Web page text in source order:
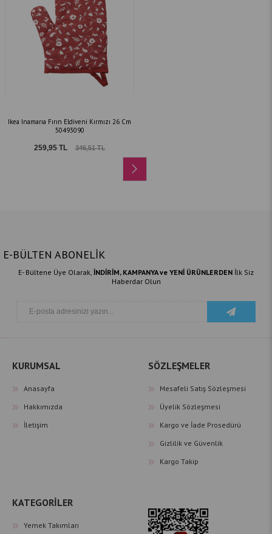
Ikea Inamarıa Fırın Eldiveni Kırmızı 26 Cm
50493090
259,95 TL 346,51 TL
E-BÜLTEN ABONELİK
E- Bültene Üye Olarak, İNDİRİM, KAMPANYA ve YENİ ÜRÜNLERDEN İlk Siz
Haberdar Olun
KURUMSAL
Anasayfa
Hakkımızda
İletişim
SÖZLEŞMELER
Mesafeli Satış Sözleşmesi
Üyelik Sözleşmesi
Kargo ve İade Prosedürü
Gizlilik ve Güvenlik
Kargo Takip
KATEGORİLER
Yemek Takımları